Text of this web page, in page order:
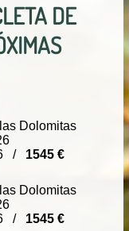
DE
Dolomitas
/ 1545 €
Dolomitas
/ 1545 €